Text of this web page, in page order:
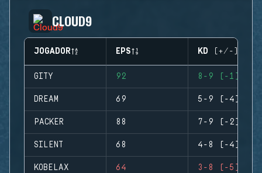
CLOUD9
JOGADOR EPS KD (+/-)
GITY 92 8-9 (-1)
DREAM 69 5-9 (-4)
PACKER 88 7-9 (-2)
SILENT 68 4-8 (-4)
KOBELAX 64 3-8 (-5)